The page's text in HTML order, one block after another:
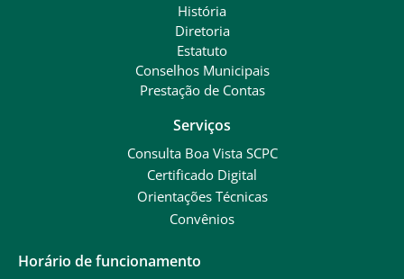
História
Diretoria
Estatuto
Conselhos Municipais
Prestação de Contas
Serviços
Consulta Boa Vista SCPC
Certificado Digital
Orientações Técnicas
Convênios
Horário de funcionamento